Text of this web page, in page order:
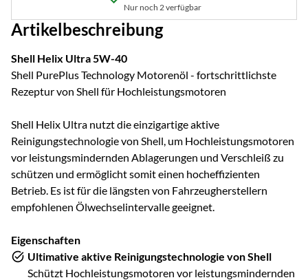
Nur noch 2 verfügbar
Artikelbeschreibung
Shell Helix Ultra 5W-40
Shell PurePlus Technology Motorenöl - fortschrittlichste
Rezeptur von Shell für Hochleistungsmotoren
Shell Helix Ultra nutzt die einzigartige aktive
Reinigungstechnologie von Shell, um Hochleistungsmotoren
vor leistungsmindernden Ablagerungen und Verschleiß zu
schützen und ermöglicht somit einen hocheffizienten
Betrieb. Es ist für die längsten von Fahrzeugherstellern
empfohlenen Ölwechselintervalle geeignet.
Eigenschaften
Ultimative aktive Reinigungstechnologie von Shell
Schützt Hochleistungsmotoren vor leistungsmindernden